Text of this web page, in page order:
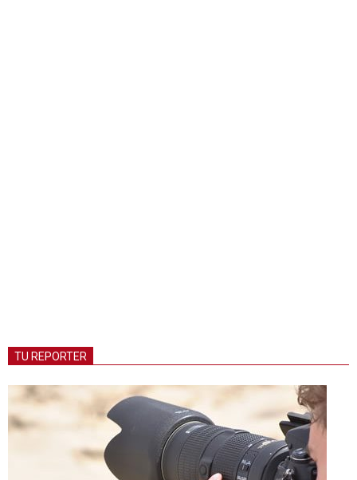
TU REPORTER